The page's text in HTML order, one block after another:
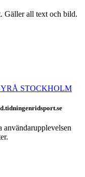
Gäller all text och bild.
STOCKHOLM
användarupplevelsen